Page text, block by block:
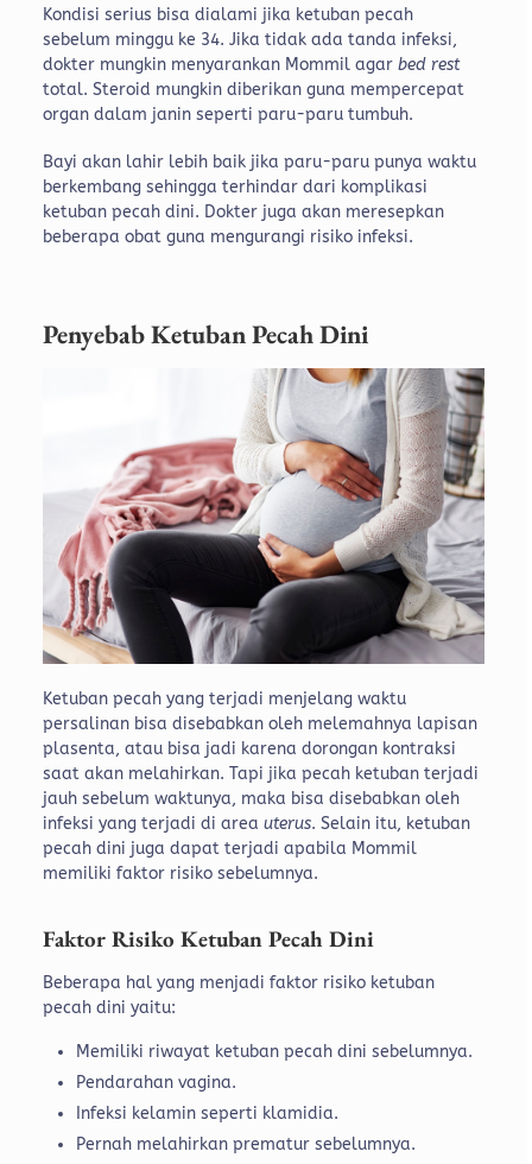
Kondisi serius bisa dialami jika ketuban pecah
sebelum minggu ke 34. Jika tidak ada tanda infeksi,
dokter mungkin menyarankan Mommil agar bed rest
total. Steroid mungkin diberikan guna mempercepat
organ dalam janin seperti paru-paru tumbuh.
Bayi akan lahir lebih baik jika paru-paru punya waktu
berkembang sehingga terhindar dari komplikasi
ketuban pecah dini. Dokter juga akan meresepkan
beberapa obat guna mengurangi risiko infeksi.
Penyebab Ketuban Pecah Dini
Ketuban pecah yang terjadi menjelang waktu
persalinan bisa disebabkan oleh melemahnya lapisan
plasenta, atau bisa jadi karena dorongan kontraksi
saat akan melahirkan. Tapi jika pecah ketuban terjadi
jauh sebelum waktunya, maka bisa disebabkan oleh
infeksi yang terjadi di area uterus. Selain itu, ketuban
pecah dini juga dapat terjadi apabila Mommil
memiliki faktor risiko sebelumnya.
Faktor Risiko Ketuban Pecah Dini
Beberapa hal yang menjadi faktor risiko ketuban
pecah dini yaitu:
Memiliki riwayat ketuban pecah dini sebelumnya.
Pendarahan vagina.
Infeksi kelamin seperti klamidia.
Pernah melahirkan prematur sebelumnya.